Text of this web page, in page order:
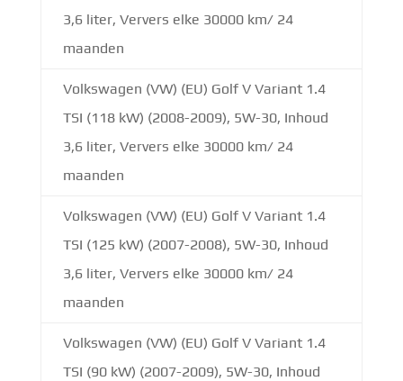
3,6 liter, Ververs elke 30000 km/ 24
maanden
Volkswagen (VW) (EU) Golf V Variant 1.4
TSI (118 kW) (2008-2009), 5W-30, Inhoud
3,6 liter, Ververs elke 30000 km/ 24
maanden
Volkswagen (VW) (EU) Golf V Variant 1.4
TSI (125 kW) (2007-2008), 5W-30, Inhoud
3,6 liter, Ververs elke 30000 km/ 24
maanden
Volkswagen (VW) (EU) Golf V Variant 1.4
TSI (90 kW) (2007-2009), 5W-30, Inhoud